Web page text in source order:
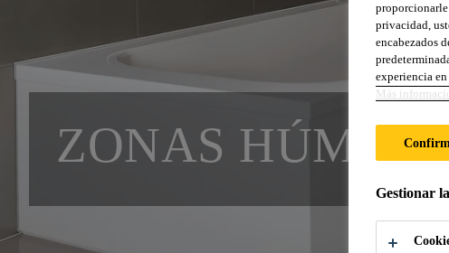
ZONAS
proporcionarle
privacidad,
encabezados
experiencia
Más
Gestionar